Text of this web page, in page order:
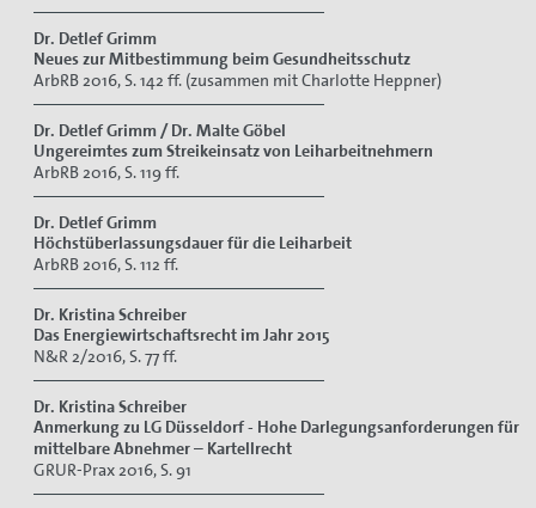
Dr. Detlef Grimm
Neues zur Mitbestimmung beim Gesundheitsschutz
ArbRB 2016, S. 142 ff. (zusammen mit Charlotte Heppner)
Dr. Detlef Grimm / Dr. Malte Göbel
Ungereimtes zum Streikeinsatz von Leiharbeitnehmern
ArbRB 2016, S. 119 ff.
Dr. Detlef Grimm
Höchstüberlassungsdauer für die Leiharbeit
ArbRB 2016, S. 112 ff.
Dr. Kristina Schreiber
Das Energiewirtschaftsrecht im Jahr 2015
N&R 2/2016, S. 77 ff.
Dr. Kristina Schreiber
Anmerkung zu LG Düsseldorf - Hohe Darlegungsanforderungen für
mittelbare Abnehmer – Kartellrecht
GRUR-Prax 2016, S. 91